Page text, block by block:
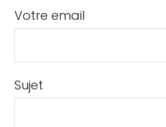
Votre email
Sujet